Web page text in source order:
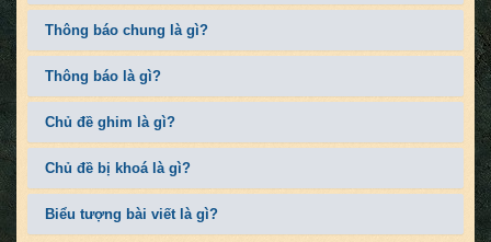
Thông báo chung là gì?
Thông báo là gì?
Chủ đề ghim là gì?
Chủ đề bị khoá là gì?
Biểu tượng bài viết là gì?